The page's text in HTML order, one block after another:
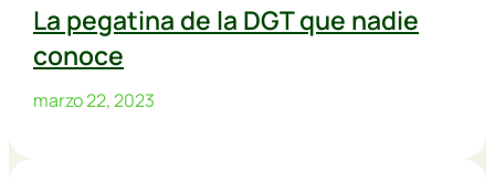
La pegatina de la DGT que nadie
conoce
marzo 22, 2023